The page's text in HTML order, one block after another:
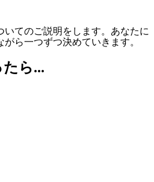
いてのご説明をします。あなたに
ら一つずつ決めていきます。
ら...